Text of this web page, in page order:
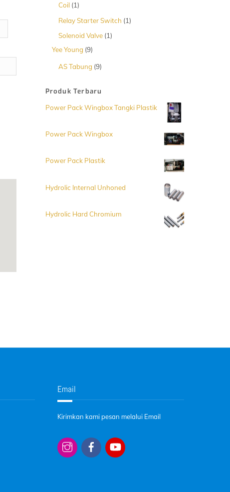
Coil 11
Relay Starter Switch 11
Solenoid Valve 11
Yee Young 99
AS Tabung 99
Produk Terbaru
Power Pack Wingbox Tangki Plastik
Power Pack Wingbox
Power Pack Plastik
Hydrolic Internal Unhoned
Hydrolic Hard Chromium
Email
Kirimkan kami pesan melalui Email